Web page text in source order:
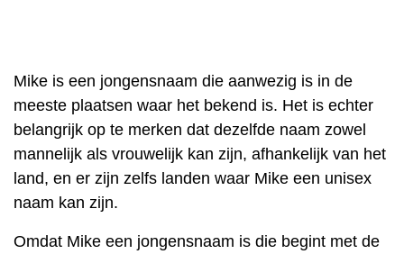
Mike is een jongensnaam die aanwezig is in de
meeste plaatsen waar het bekend is. Het is echter
belangrijk op te merken dat dezelfde naam zowel
mannelijk als vrouwelijk kan zijn, afhankelijk van het
land, en er zijn zelfs landen waar Mike een unisex
naam kan zijn.
Omdat Mike een jongensnaam is die begint met de